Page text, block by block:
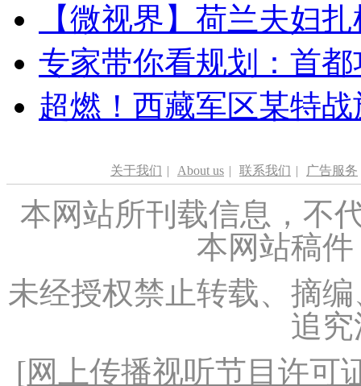
【微视界】荷兰夫妇
专家带你看规划：首
超燃！西藏军区某特
关于我们 | About us | 联系我们 | 广告服务
本网站所刊载信息，不
本网站稿
未经授权禁止转载、摘
追
[网上传播视听节目许可